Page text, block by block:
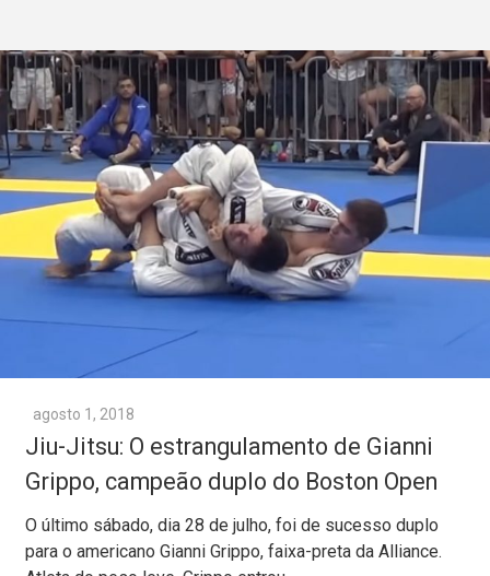
agosto 1, 2018
Jiu-Jitsu: O estrangulamento de Gianni
Grippo, campeão duplo do Boston Open
O último sábado, dia 28 de julho, foi de sucesso duplo
para o americano Gianni Grippo, faixa-preta da Alliance.